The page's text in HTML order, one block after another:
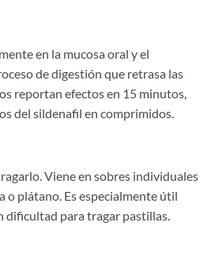
en la mucosa oral y el
de digestión que retrasa las
reportan efectos en 15 minutos,
del sildenafil en comprimidos.
Viene en sobres individuales
o plátano. Es especialmente útil
dificultad para tragar pastillas.